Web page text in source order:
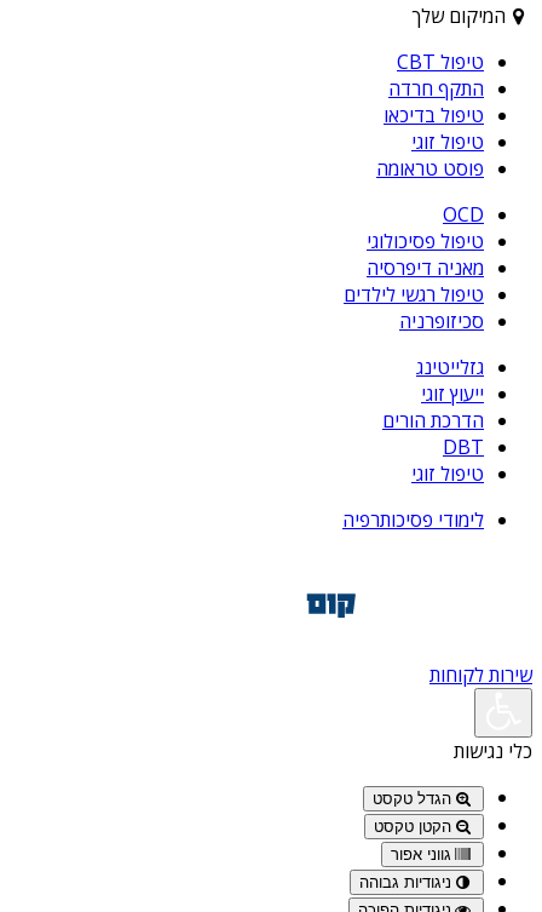
המיקום שלך
טיפול CBT
התקף חרדה
טיפול בדיכאו
טיפול זוגי
פוסט טראומה
OCD
טיפול פסיכולוגי
מאניה דיפרסיה
טיפול רגשי לילדים
סכיזופרניה
גזלייטינג
ייעוץ זוגי
הדרכת הורים
DBT
טיפול זוגי
לימודי פסיכותרפיה
שירות לקוחות
כלי נגישות
הגדל טקסט
הקטן טקסט
גווני אפור
ניגודיות גבוהה